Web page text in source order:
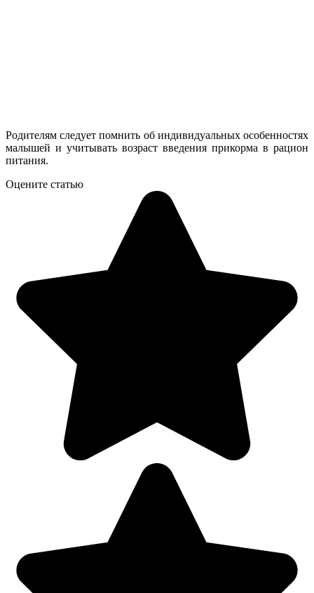
Родителям следует помнить об индивидуальных особенностях
малышей и учитывать возраст введения прикорма в рацион
питания.
Оцените статью